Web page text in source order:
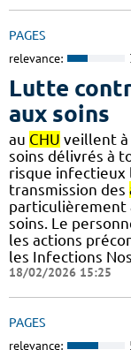
PAGES
relevance:
Lutte
aux soins
au CHU veillent à
soins délivrés à
risque infectieux
transmission des
particulièrement
soins. Le
les actions
les Infections
18/02/2026 15:25
PAGES
relevance: